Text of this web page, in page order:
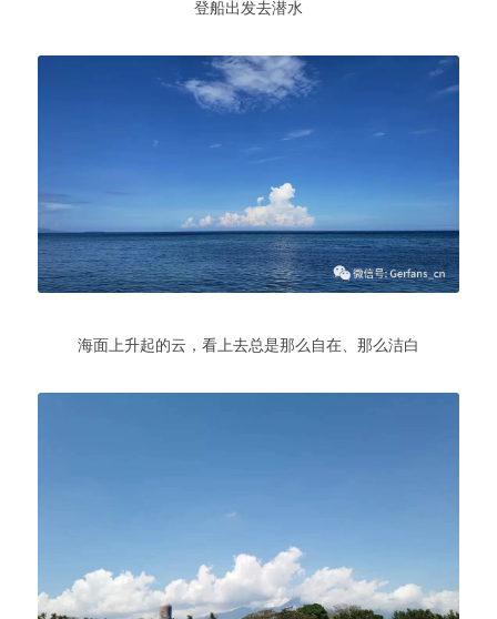
登船出发去潜水
海面上升起的云，看上去总是那么自在、那么洁白